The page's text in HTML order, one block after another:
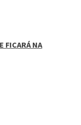
FICARÁ NA